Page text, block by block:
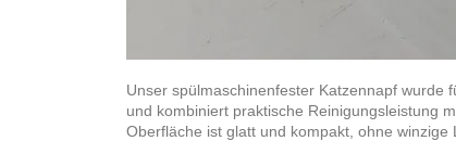
Unser spülmaschinenfester Katzennapf wurde
und kombiniert praktische Reinigungsleistung
Oberfläche ist glatt und kompakt, ohne